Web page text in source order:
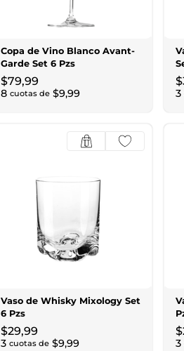
Copa de Vino Blanco Avant-
Garde Set 6 Pzs
$79,99
8 cuotas de $9,99
$
3
Vaso de Whisky Mixology Set
6 Pzs
$29,99
3 cuotas de $9,99
$
3